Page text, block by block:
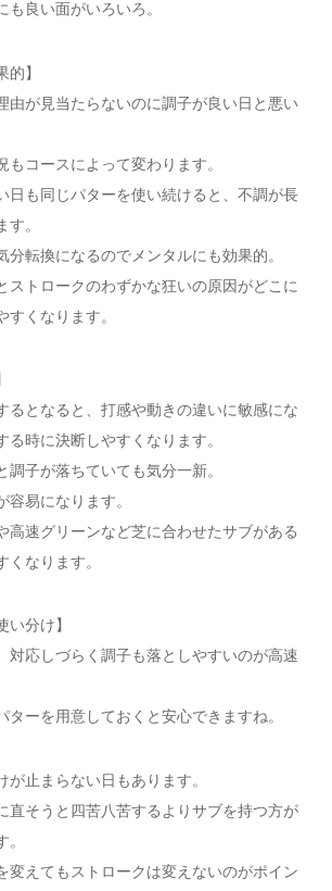
良い面がいろいろ。
的】
由が見当たらないのに調子が良い日と悪い
もコースによって変わります。
日も同じパターを使い続けると、不調が長
。
分転換になるのでメンタルにも効果的。
ストロークのわずかな狂いの原因がどこに
すくなります。
るとなると、打感や動きの違いに敏感にな
る時に決断しやすくなります。
調子が落ちていても気分一新。
易になります。
高速グリーンなど芝に合わせたサブがある
くなります。
い分け】
対応しづらく調子も落としやすいのが高速
ターを用意しておくと安心できますね。
が止まらない日もあります。
直そうと四苦八苦するよりサブを持つ方が
変えてもストロークは変えないのがポイン